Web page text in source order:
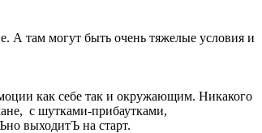
А там могут быть очень тяжелые условия и
как себе так и окружающим. Никакого
с шутками-прибаутками,
выходитЪ на старт.